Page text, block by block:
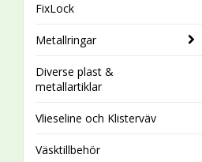
FixLock
Metallringar
Diverse plast &
metallartiklar
Vlieseline och Klisterväv
Väsktillbehör